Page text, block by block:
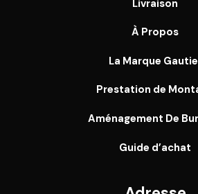
Livraison
À Propos
La Marque
Prestation de
Aménagement De
Guide d’achat